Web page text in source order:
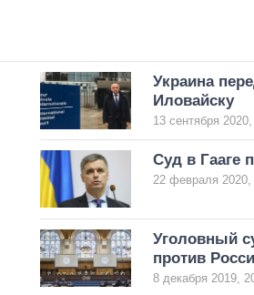
Украина
Иловайску
13 сентября
Суд в Гааге
22 февраля 2020,
Уголовный
против
8 декабря 2019,